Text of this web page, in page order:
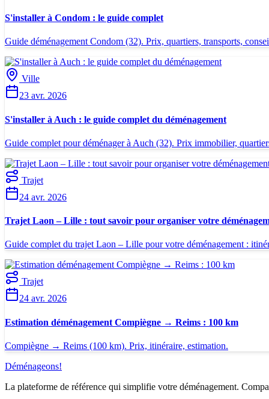
S'installer à Condom : le guide complet
Guide déménagement Condom (32). Prix, quartiers, transports,
Ville
23 avr. 2026
S'installer à Auch : le guide complet du déménagement
Guide complet pour déménager à Auch (32). Prix immobilier,
Trajet
24 avr. 2026
Trajet Laon – Lille : tout savoir pour organiser votre
Guide complet du trajet Laon – Lille pour votre déménagement :
Trajet
24 avr. 2026
Estimation déménagement Compiègne → Reims : 100 km
Compiègne → Reims (100 km). Prix, itinéraire, estimation.
Déménageons!
La plateforme de référence qui simplifie votre déménagement.